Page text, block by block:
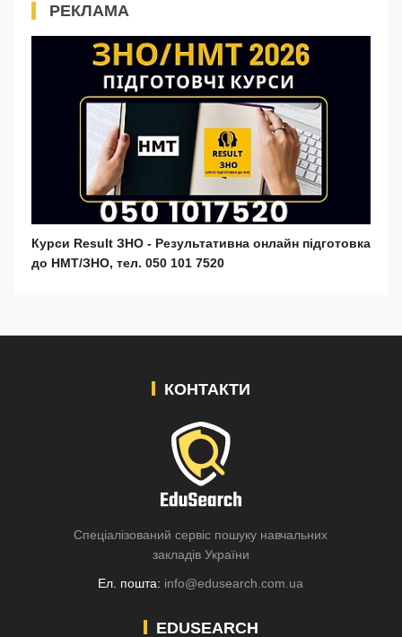
РЕКЛАМА
Курси Result ЗНО - Результативна онлайн підготовка
до НМТ/ЗНО, тел. 050 101 7520
КОНТАКТИ
Спеціалізований сервіс пошуку навчальних
закладів України
Ел. пошта: info@edusearch.com.ua
EDUSEARCH